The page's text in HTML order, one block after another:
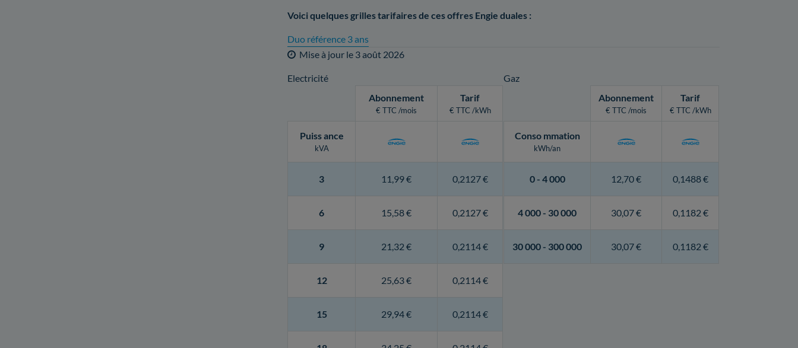
Voici quelques grilles tarifaires de ces offres Engie duales :
Duo référence 3 ans
Mise à jour le 3 août 2026
Electricité
Abonnement
€ TTC /mois
Tarif
€ TTC /kWh
Puissance
kVA
3 11,99 € 0,2127 €
6 15,58 € 0,2127 €
9 21,32 € 0,2114 €
12 25,63 € 0,2114 €
15 29,94 € 0,2114 €
Gaz
Abonnement
€ TTC /mois
Tarif
€ TTC /kWh
Conso mmation
kWh/an
0 - 4 000 12,70 € 0,1488 €
4 000 - 30 000 30,07 € 0,1182 €
30 000 - 300 000 30,07 € 0,1182 €